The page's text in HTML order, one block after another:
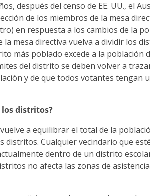
después del censo de EE. UU., el
de los miembros de la mesa
en respuesta a los cambios de la
la mesa directiva vuelva a dividir los
más poblado excede a la
del distrito se deben volver a
y de que todos votantes tengan
distritos?
a equilibrar el total de la
distritos. Cualquier vecindario que
dentro de un distrito
no afecta las zonas de